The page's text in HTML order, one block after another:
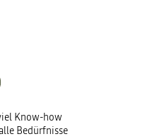
Know-how
Bedürfnisse